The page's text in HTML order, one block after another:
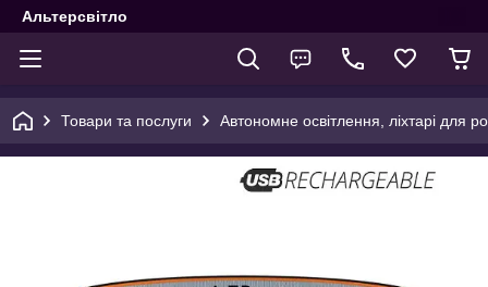
Альтерсвітло
Товари та послуги Автономне освітлення, ліхтарі для